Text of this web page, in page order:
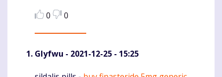
0
0
Glyfwu - 2021-12-25 - 15:25